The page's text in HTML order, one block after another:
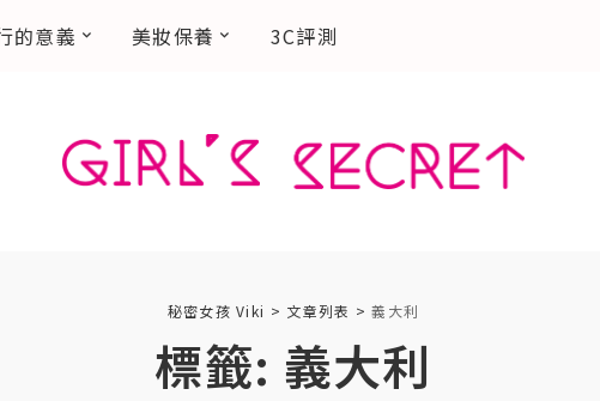
的意義 美妝保養 3C評測
秘密女孩 Viki > 文章列表 >義大利
標籤: 義大利